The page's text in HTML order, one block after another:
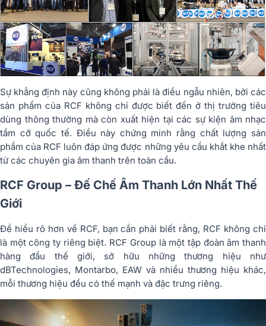
Sự khẳng định này cũng không phải là điều ngẫu nhiên, bởi các
sản phẩm của RCF không chỉ được biết đến ở thị trường tiêu
dùng thông thường mà còn xuất hiện tại các sự kiện âm nhạc
tầm cỡ quốc tế. Điều này chứng minh rằng chất lượng sản
phẩm của RCF luôn đáp ứng được những yêu cầu khắt khe nhất
từ các chuyên gia âm thanh trên toàn cầu.
RCF Group – Đế Chế Âm Thanh Lớn Nhất Thế
Giới
Để hiểu rõ hơn về RCF, bạn cần phải biết rằng, RCF không chỉ
là một công ty riêng biệt. RCF Group là một tập đoàn âm thanh
hàng đầu thế giới, sở hữu những thương hiệu như
dBTechnologies, Montarbo, EAW và nhiều thương hiệu khác,
mỗi thương hiệu đều có thế mạnh và đặc trưng riêng.